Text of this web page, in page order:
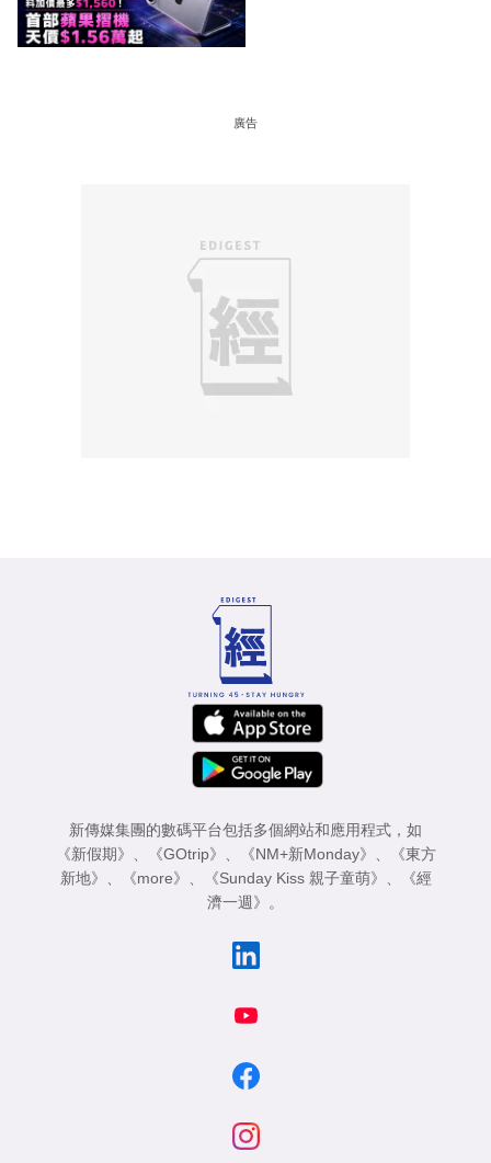
廣告
新傳媒集團的數碼平台包括多個網站和應用程式，如
《新假期》
《GOtrip》 《NM+新Monday》
《東方
新地》
《more》 《Sunday Kiss 親子童萌》
《經
濟一週》
。